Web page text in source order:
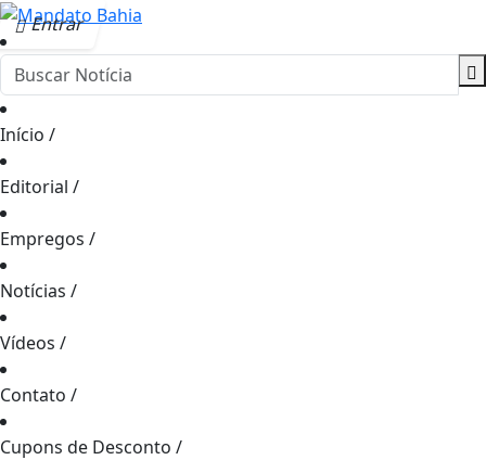
Entrar
Início /
Editorial /
Empregos /
Notícias /
Vídeos /
Contato /
Cupons de Desconto /